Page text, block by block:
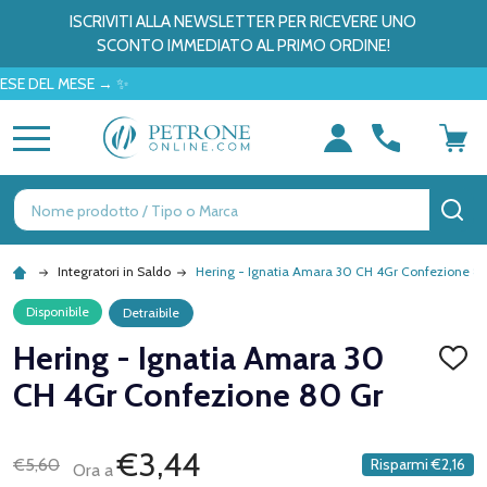
ISCRIVITI ALLA NEWSLETTER PER RICEVERE UNO
SCONTO IMMEDIATO AL PRIMO ORDINE!
MESE → ✨
Ricerca
Integratori in Saldo Hering - Ignatia Amara 30 CH 4Gr Confezione
Disponibile Detraibile
Hering - Ignatia Amara 30
CH 4Gr Confezione 80 Gr
€5,60
Ora a€3,44 Risparmi €2,16